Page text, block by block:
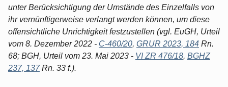
unter Berücksichtigung der Umstände des Einzelfalls von
ihr vernünftigerweise verlangt werden können, um diese
offensichtliche Unrichtigkeit festzustellen (vgl. EuGH, Urteil
vom 8. Dezember 2022 - C-460/20, GRUR 2023, 184 Rn.
68; BGH, Urteil vom 23. Mai 2023 - VI ZR 476/18, BGHZ
237, 137Rn. 33 f.).